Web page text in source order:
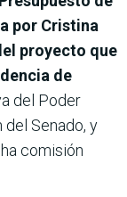
por Cristina
proyecto que
de
del Poder
Senado, y
comisión